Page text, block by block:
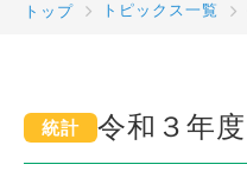
トップ トピックス一覧
統計 令和３年